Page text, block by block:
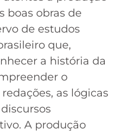
boas obras de
de estudos
que,
a história da
o
as lógicas
A produção